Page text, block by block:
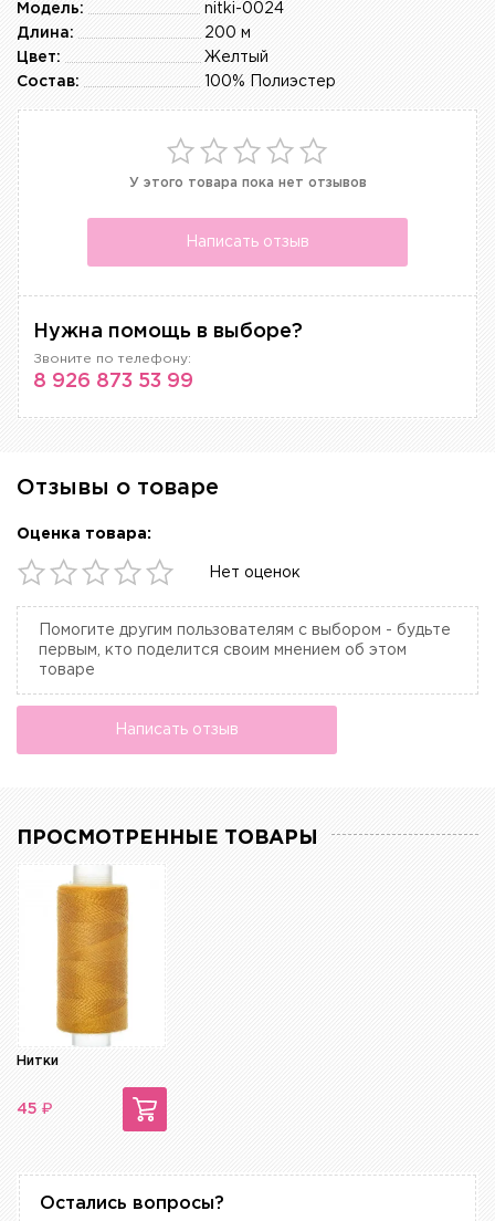
nitki-0024
Модель:
200 м
Длина:
Желтый
Цвет:
100% Полиэстер
Состав:
У этого товара пока нет отзывов
Написать отзыв
Нужна помощь в выборе?
Звоните по телефону:
8 926 873 53 99
Отзывы о товаре
Оценка товара:
Нет оценок
Помогите другим пользователям с выбором - будьте
первым, кто поделится своим мнением об этом
товаре
Написать отзыв
ПРОСМОТРЕННЫЕ ТОВАРЫ
Нитки
45 ₽
Остались вопросы?